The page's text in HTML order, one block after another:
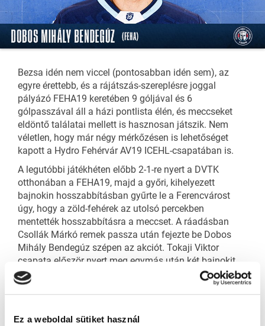
Ez a weboldal sütiket használ
Bezsa idén nem viccel (pontosabban idén sem), az
egyre érettebb, és a rájátszás-szereplésre joggal
pályázó FEHA19 keretében 9 góljával és 6
gólpasszával áll a házi pontlista élén, és meccseket
eldöntő találatai mellett is hasznosan játszik. Nem
véletlen, hogy már négy mérkőzésen is lehetőséget
kapott a Hydro Fehérvár AV19 ICEHL-csapatában is.
A legutóbbi játékhéten előbb 2-1-re nyert a DVTK
otthonában a FEHA19, majd a győri, kihelyezett
bajnokin hosszabbításban gyűrte le a Ferencvárost
úgy, hogy a zöld-fehérek az utolsó percekben
mentették hosszabbításra a meccset. A ráadásban
Csollák Márkó remek passza után fejezte be Dobos
Mihály Bendegúz szépen az akciót. Tokaji Viktor
csapata először nyert meg egymás után két bajnokit,
de már öt meccs óta szerez legalább egy pontot.
A Fradi ellen mindig egy kicsit édesebb a győzelem
sorozat után.